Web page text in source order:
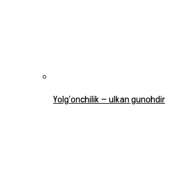
Yolg‘onchilik — ulkan gunohdir